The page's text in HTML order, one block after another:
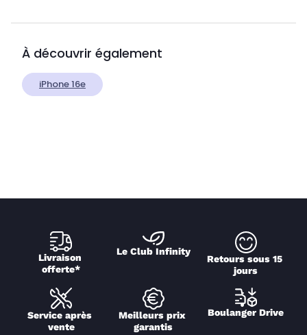
À découvrir également
iPhone 16e
Livraison
offerte*
Le Club Infinity
Retours sous 15
jours
Service après
vente
Meilleurs prix
garantis
Boulanger Drive